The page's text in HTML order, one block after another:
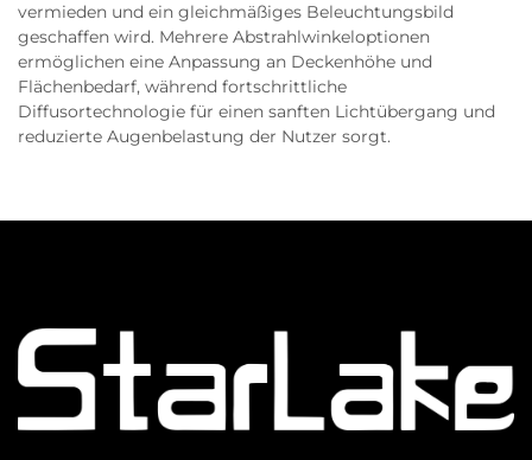
vermieden und ein gleichmäßiges Beleuchtungsbild
geschaffen wird. Mehrere Abstrahlwinkeloptionen
ermöglichen eine Anpassung an Deckenhöhe und
Flächenbedarf, während fortschrittliche
Diffusortechnologie für einen sanften Lichtübergang und
reduzierte Augenbelastung der Nutzer sorgt.